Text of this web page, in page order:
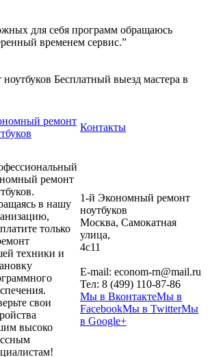
для себя программ обращаюсь
временем сервис.”
Бесплатный выезд мастера в
ремонт
Контакты
ремонт
в нашу
только
техники и
свои
высоко
1-й Экономный ремонт
ноутбуков
Москва, Самокатная
улица,
4с11
E-mail: econom-rn@mail.ru
Тел: 8 (499) 110-87-86
Мы в ВконтактеМы в
FacebookМы в TwitterМы
в Google+